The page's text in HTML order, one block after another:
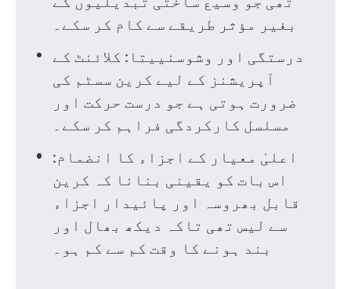
بغیر مؤثر طریقے سے کام کر سکے۔
درستگی اور وشوسنییتا: کلائنٹ کے
آپریشنز کے لیے کرین سسٹم کی
ضرورت ہوتی ہے جو درست حرکت اور
مسلسل کارکردگی فراہم کر سکے۔
اعلیٰ معیار کے اجزاء کا انضمام:
اس بات کو یقینی بنانا کہ کرین
قابل بھروسہ اور پائیدار اجزاء
سے لیس تھی تاکہ دیکھ بھال اور
بند ہونے کا وقت کم سے کم ہو۔